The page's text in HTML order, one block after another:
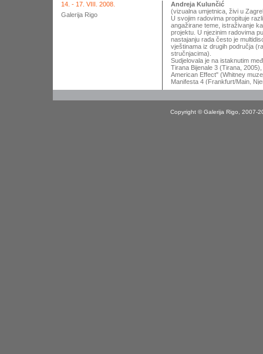
14. - 17. VIII. 2008.
Galerija Rigo
Andreja Kulunčić
(vizualna umjetnica, živi u
U svojim radovima propituje
angažirane teme, istraživanje
projektu. U njezinim radovima
nastajanju rada često je
vještinama iz drugih područja
stručnjacima).
Sudjelovala je na istaknutim
Tirana Bijenale 3 (Tirana,
American Effect" (Whitney
Manifesta 4 (Frankfurt/Main,
Njemačkoj, Indiji, Italiji,
(2002, Sydney, Australija) i
Adresa:
Bernarda Vukasa 47,
Copyright © Galerija Rigo, 2007-